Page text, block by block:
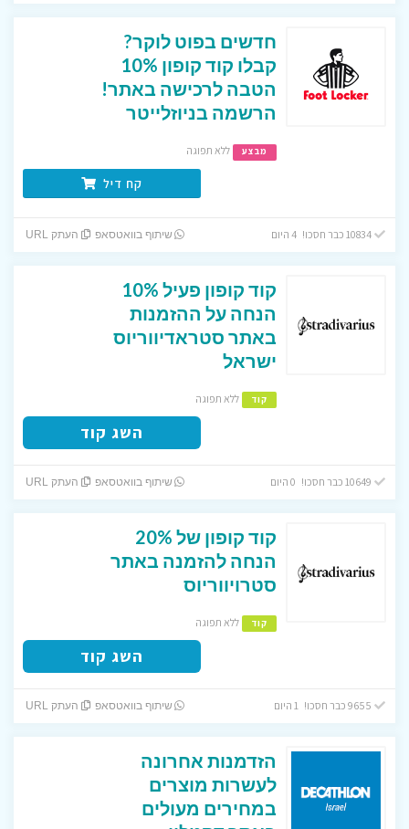
חדשים בפוט לוקר?
קבלו קוד קופון 10%
הטבה לרכישה באתר!
הרשמה בניוזלייטר
מבצע ללא תפוגה
קח דיל
10834 כבר חסכו! 4 היום שיתוף בוואטסאפ העתק URL
קוד קופון פעיל 10%
הנחה על ההזמנות
באתר סטראדיווריוס
ישראל
קוד ללא תפוגה
השג קוד
שיתוף בוואטסאפ העתק URL
קוד קופון של 20%
הנחה להזמנה באתר
סטרויווריוס
קוד ללא תפוגה
השג קוד
שיתוף בוואטסאפ העתק URL
הזדמנות אחרונה
לעשרות מוצרים
במחירים מעולים